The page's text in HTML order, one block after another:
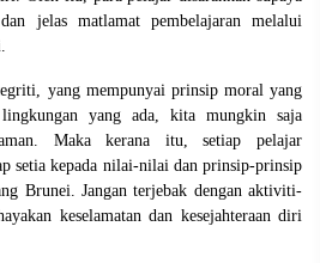
jelas matlamat pembelajaran melalui
yang mempunyai prinsip moral yang
yang ada, kita mungkin saja
Maka kerana itu, setiap pelajar
setia kepada nilai-nilai dan prinsip-prinsip
Brunei. Jangan terjebak dengan aktiviti-
keselamatan dan kesejahteraan diri